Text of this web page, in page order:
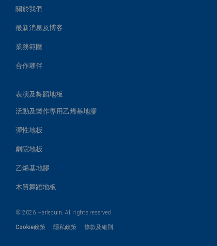
關於我們
最新消息及博客
業務範圍
合作夥伴
表演及舞蹈地板
活動及製作專用乙烯基地膠
彈性地板
劇院地板
乙烯基地膠
木質舞蹈地板
© 2026 Harlequin. All rights reserved
Cookie政策 隱私政策 條款及細則